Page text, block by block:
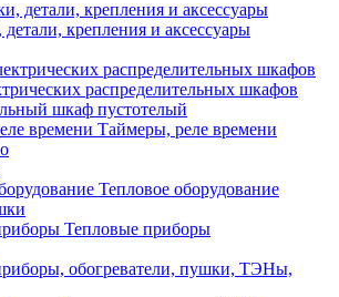
крепления и аксессуары
распределительных шкафов
шкаф пустотелый
Таймеры, реле времени
Тепловое оборудование
Тепловые приборы